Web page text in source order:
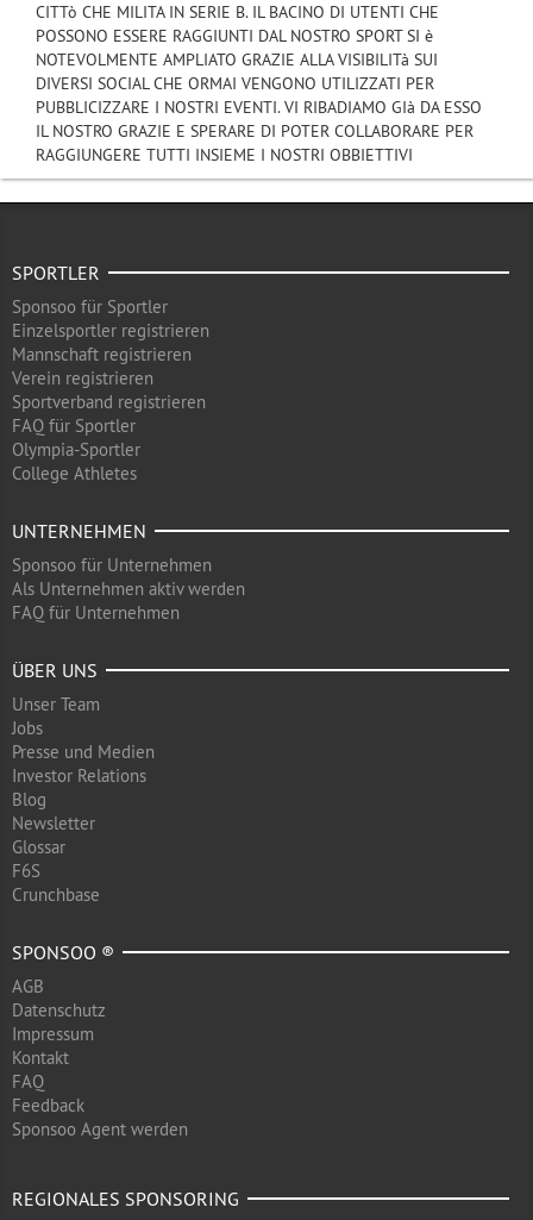
CITTò CHE MILITA IN SERIE B. IL BACINO DI UTENTI CHE
POSSONO ESSERE RAGGIUNTI DAL NOSTRO SPORT SI è
NOTEVOLMENTE AMPLIATO GRAZIE ALLA VISIBILITà SUI
DIVERSI SOCIAL CHE ORMAI VENGONO UTILIZZATI PER
PUBBLICIZZARE I NOSTRI EVENTI. VI RIBADIAMO GIà DA ESSO
IL NOSTRO GRAZIE E SPERARE DI POTER COLLABORARE PER
RAGGIUNGERE TUTTI INSIEME I NOSTRI OBBIETTIVI
SPORTLER
Sponsoo für Sportler
Einzelsportler registrieren
Mannschaft registrieren
Verein registrieren
Sportverband registrieren
FAQ für Sportler
Olympia-Sportler
College Athletes
UNTERNEHMEN
Sponsoo für Unternehmen
Als Unternehmen aktiv werden
FAQ für Unternehmen
ÜBER UNS
Unser Team
Jobs
Presse und Medien
Investor Relations
Blog
Newsletter
Glossar
F6S
Crunchbase
SPONSOO ®
AGB
Datenschutz
Impressum
Kontakt
FAQ
Feedback
Sponsoo Agent werden
REGIONALES SPONSORING